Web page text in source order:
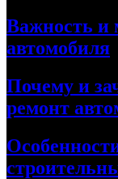
Важность и
автомобиля
Почему и
ремонт